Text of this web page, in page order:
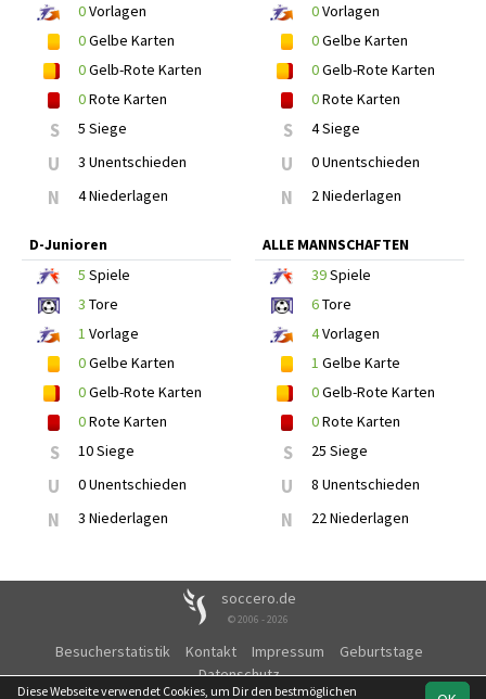
0Vorlagen
0Gelbe Karten
0Gelb-Rote Karten
0Rote Karten
S 5 Siege
U 3 Unentschieden
N 4 Niederlagen
0Vorlagen
0Gelbe Karten
0Gelb-Rote Karten
0Rote Karten
S 4 Siege
U 0 Unentschieden
N 2 Niederlagen
D-Junioren
5 Spiele
3 Tore
1 Vorlage
0Gelbe Karten
0Gelb-Rote Karten
0Rote Karten
S 10 Siege
U 0 Unentschieden
N 3 Niederlagen
ALLE MANNSCHAFTEN
39Spiele
6Tore
4Vorlagen
1 Gelbe Karte
0Gelb-Rote Karten
0Rote Karten
S 25 Siege
U 8 Unentschieden
N 22 Niederlagen
soccero.de
© 2006 - 2026
Besucherstatistik Kontakt Impressum
Geburtstage
Datenschutz
Diese Webseite verwendet Cookies, um Dir den bestmöglichen